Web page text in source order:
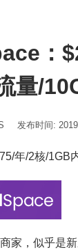
：
量/
发布时间:
年/2核/
家，似乎是